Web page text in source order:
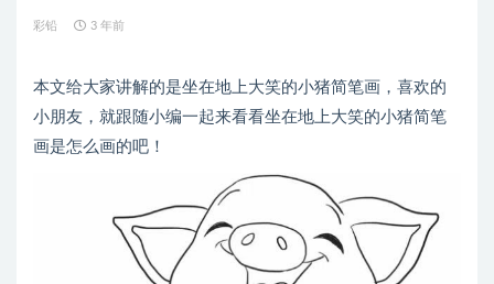
彩铅 3 年前
本文给大家讲解的是坐在地上大笑的小猪简笔画，喜欢的
小朋友，就跟随小编一起来看看坐在地上大笑的小猪简笔
画是怎么画的吧！